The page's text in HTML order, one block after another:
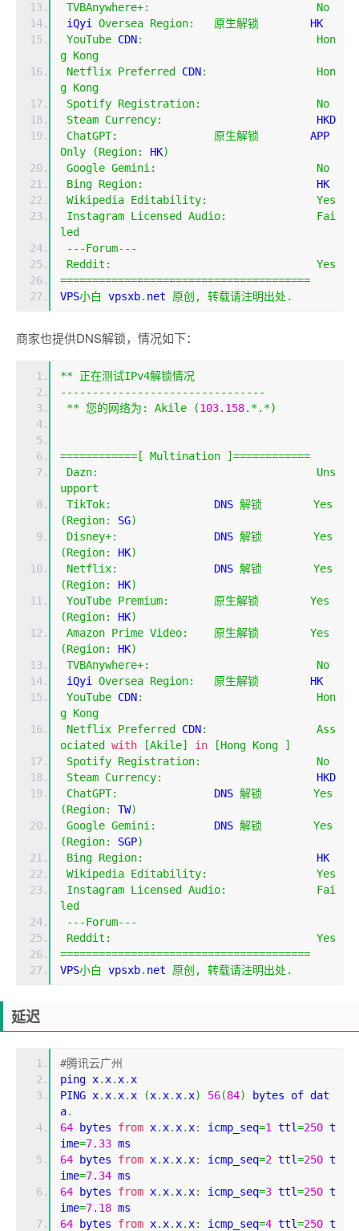
TVBAnywhere+:
No
iQyi Oversea Region: 原生解锁
        HK
YouTube CDN:
Hon
g Kong
Netflix Preferred CDN:
Hon
g Kong
Spotify Registration:
No
Steam Currency:
                        HKD
ChatGPT: 原生解锁
Only
(Region: HK)
Google Gemini :
No
Bing Region:
                           HK
Wikipedia Editability:
Yes
Instagram Licensed Audio:
Fai
led
---Forum---
Reddit :
Yes
=======================================
VPS小白 vpsxb. net 原创, 转载请注明出处.
商家也提供DNS解锁，情况如下：
** 正在测试IPv4解锁情况
--------------------------------
** 您的网络为: Akile (103.158.*.*)
============[ Multination
]============
Dazn:
Uns
upport
TikTok:
                DNS
解锁
Yes
(Region: SG)
Disney+:
               DNS
解锁
Yes
(Region: HK)
Netflix:
               DNS
解锁
Yes
(Region: HK)
YouTube Premium: 原生解锁
Yes
(Region: HK)
Amazon Prime Video: 原生解锁
Yes
(Region: HK)
TVBAnywhere+:
No
iQyi Oversea Region: 原生解锁
        HK
YouTube CDN:
Hon
g Kong
Netflix Preferred CDN:
Ass
ociated
with [Akile] in [Hong Kong
]
Spotify Registration:
No
Steam Currency:
                        HKD
ChatGPT:
               DNS
解锁
Yes
(Region: TW)
Google Gemini :
         DNS
解锁
Yes
(Region: SGP)
Bing Region:
                           HK
Wikipedia Editability:
Yes
Instagram Licensed Audio:
Fai
led
---Forum---
Reddit :
Yes
=======================================
VPS小白 vpsxb. net 原创, 转载请注明出处.
延迟
#腾讯云广州
ping x. x. x. x
PING x. x. x. x (x. x. x. x) 56(84)
bytes of dat
a.
64 bytes from x. x. x. x: icmp_seq=1 ttl=250 t
ime=7.33 ms
64 bytes from x. x. x. x: icmp_seq=2 ttl=250 t
ime=7.34 ms
64 bytes from x. x. x. x: icmp_seq=3 ttl=250 t
ime=7.18 ms
64 bytes from x. x. x. x: icmp_seq=4 ttl=250 t